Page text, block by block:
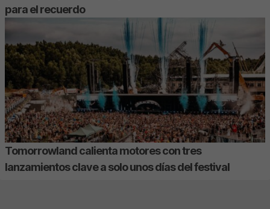
para el recuerdo
Tomorrowland calienta motores con tres
lanzamientos clave a solo unos días del festival